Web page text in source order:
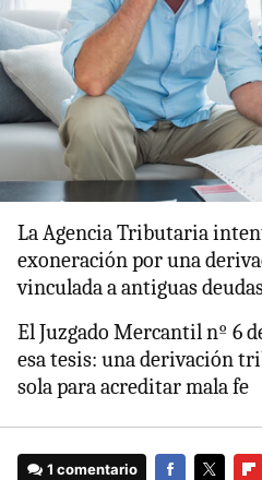
La Agencia Tributaria
exoneración por una
vinculada a antiguas
El Juzgado Mercantil nº 6
esa tesis: una derivación
sola para acreditar mala fe
1 comentario